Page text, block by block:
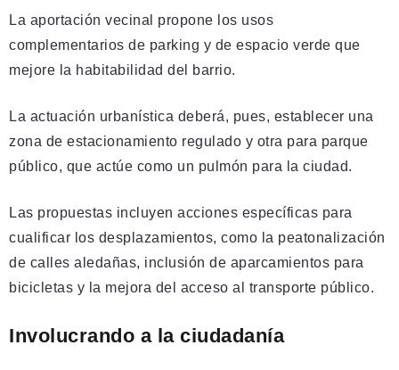
La aportación vecinal propone los usos
complementarios de parking y de espacio verde que
mejore la habitabilidad del barrio.
La actuación urbanística deberá, pues, establecer una
zona de estacionamiento regulado y otra para parque
público, que actúe como un pulmón para la ciudad.
Las propuestas incluyen acciones específicas para
cualificar los desplazamientos, como la peatonalización
de calles aledañas, inclusión de aparcamientos para
bicicletas y la mejora del acceso al transporte público.
Involucrando a la ciudadanía